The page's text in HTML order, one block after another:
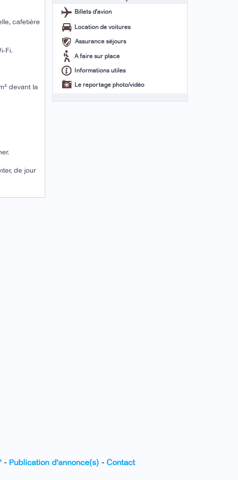
cafetière
Fi.
devant la
de jour
Billets d'avion
Location de voitures
Assurance séjours
A faire sur place
Informations utiles
Le reportage photo/vidéo
- Publication d'annonce(s) - Contact